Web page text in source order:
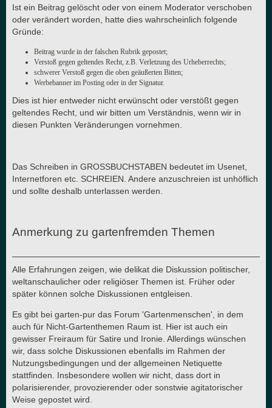
Ist ein Beitrag gelöscht oder von einem Moderator verschoben
oder verändert worden, hatte dies wahrscheinlich folgende
Gründe:
Beitrag wurde in der falschen Rubrik gepostet;
Verstoß gegen geltendes Recht, z.B. Verletzung des Urheberrechts;
schwerer Verstoß gegen die oben geäußerten Bitten;
Werbebanner im Posting oder in der Signatur.
Dies ist hier entweder nicht erwünscht oder verstößt gegen
geltendes Recht, und wir bitten um Verständnis, wenn wir in
diesen Punkten Veränderungen vornehmen.
Das Schreiben in GROSSBUCHSTABEN bedeutet im Usenet,
Internetforen etc. SCHREIEN. Andere anzuschreien ist unhöflich
und sollte deshalb unterlassen werden.
Anmerkung zu gartenfremden Themen
Alle Erfahrungen zeigen, wie delikat die Diskussion politischer,
weltanschaulicher oder religiöser Themen ist. Früher oder
später können solche Diskussionen entgleisen.
Es gibt bei garten-pur das Forum 'Gartenmenschen', in dem
auch für Nicht-Gartenthemen Raum ist. Hier ist auch ein
gewisser Freiraum für Satire und Ironie. Allerdings wünschen
wir, dass solche Diskussionen ebenfalls im Rahmen der
Nutzungsbedingungen und der allgemeinen Netiquette
stattfinden. Insbesondere wollen wir nicht, dass dort in
polarisierender, provozierender oder sonstwie agitatorischer
Weise gepostet wird.